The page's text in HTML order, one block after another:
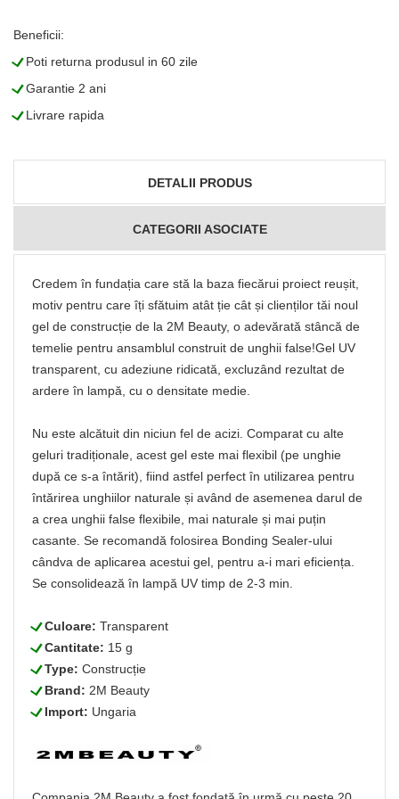
Beneficii:
LPoti returna produsul in 60 zile
LGarantie 2 ani
LLivrare rapida
DETALII PRODUS
CATEGORII ASOCIATE
Credem în fundația care stă la baza fiecărui proiect reușit,
motiv pentru care îți sfătuim atât ție cât și clienților tăi noul
gel de construcție de la 2M Beauty, o adevărată stâncă de
temelie pentru ansamblul construit de unghii false!Gel UV
transparent, cu adeziune ridicată, excluzând rezultat de
ardere în lampă, cu o densitate medie.
Nu este alcătuit din niciun fel de acizi. Comparat cu alte
geluri tradiționale, acest gel este mai flexibil (pe unghie
după ce s-a întărit), fiind astfel perfect în utilizarea pentru
întărirea unghiilor naturale și având de asemenea darul de
a crea unghii false flexibile, mai naturale și mai puțin
casante. Se recomandă folosirea Bonding Sealer-ului
cândva de aplicarea acestui gel, pentru a-i mari eficiența.
Se consolidează în lampă UV timp de 2-3 min.
LCuloare: Transparent
LCantitate: 15 g
LType: Construcție
LBrand: 2M Beauty
LImport: Ungaria